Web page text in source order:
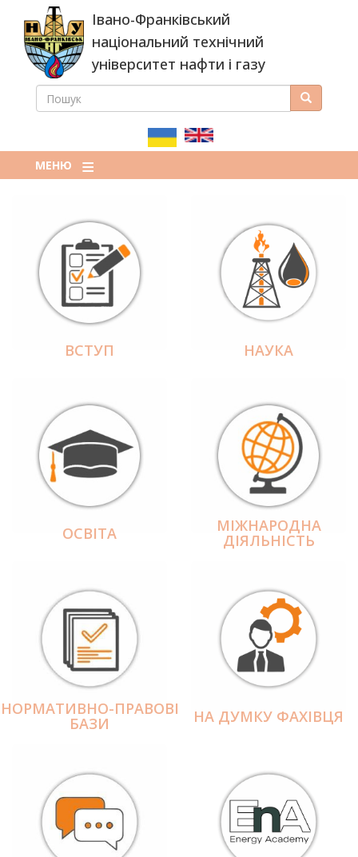
основного
вмісту
Івано-Франківський
національний технічний
університет нафти і газу
ПОШУКОВА
ПОШУК Пошук
МЕНЮ
ВСТУП НАУКА
ОСВІТА МІЖНАРОДНА
ДІЯЛЬНІCТЬ
НОРМАТИВНО-ПРАВОВІ
БАЗИ НА ДУМКУ ФАХІВЦЯ